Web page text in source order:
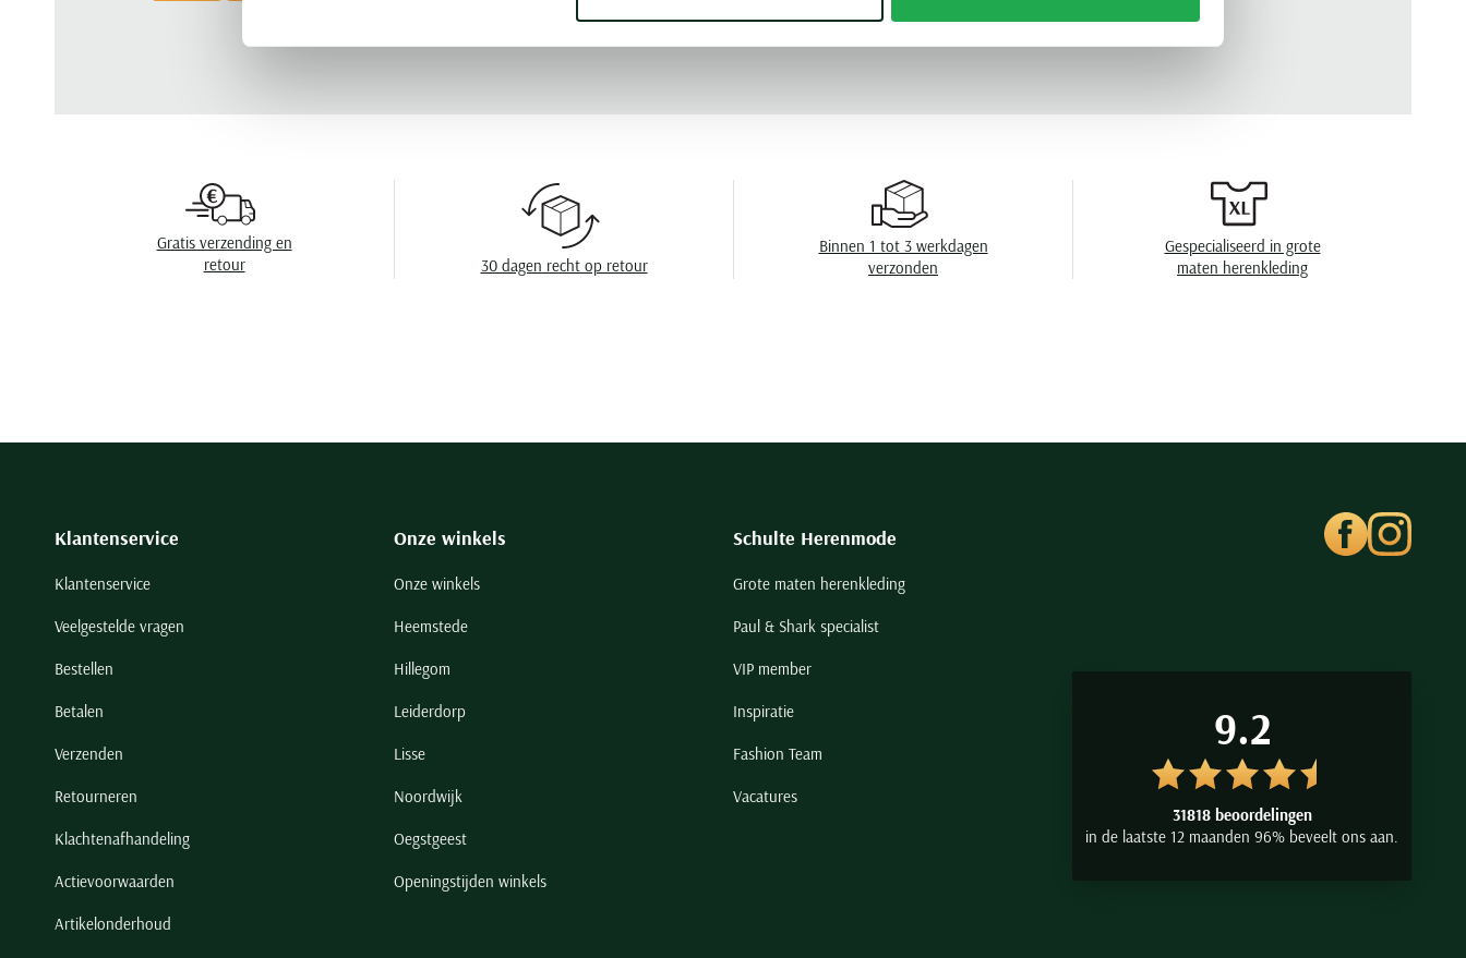
Gratis verzending en
retour
30 dagen recht op retour
Binnen 1 tot 3 werkdagen
verzonden
Gespecialiseerd in grote
maten herenkleding
Klantenservice
Klantenservice
Veelgestelde vragen
Bestellen
Betalen
Verzenden
Retourneren
Klachtenafhandeling
Actievoorwaarden
Artikelonderhoud
Onze winkels
Onze winkels
Heemstede
Hillegom
Leiderdorp
Lisse
Noordwijk
Oegstgeest
Openingstijden winkels
Schulte Herenmode
Grote maten herenkleding
Paul & Shark specialist
VIP member
Inspiratie
Fashion Team
Vacatures
9.2
31818 beoordelingen
in de laatste 12 maanden 96% beveelt ons aan.